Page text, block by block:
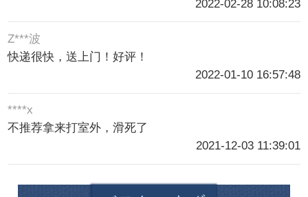
2022-02-28 10:08:23
Z***波
快递很快，送上门！好评！
2022-01-10 16:57:48
****x
不推荐拿来打室外，滑死了
2021-12-03 11:39:01